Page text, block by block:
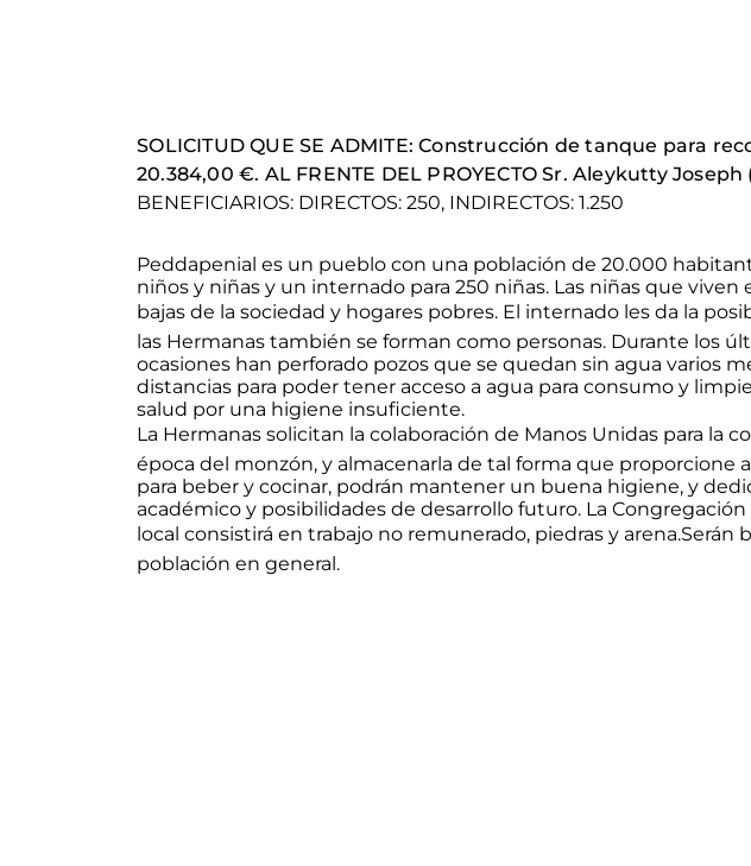
SOLICITUD QUE SE ADMITE: Construcción de tanque para
20.384,00 €. AL FRENTE DEL PROYECTO Sr. Aleykutty
BENEFICIARIOS: DIRECTOS: 250, INDIRECTOS: 1.250
Peddapenial es un pueblo con una población de 20.000
niños y niñas y un internado para 250 niñas. Las niñas que
bajas de la sociedad y hogares pobres. El internado les da la
las Hermanas también se forman como personas. Durante los
ocasiones han perforado pozos que se quedan sin agua varios
distancias para poder tener acceso a agua para consumo y
salud por una higiene insuficiente.
La Hermanas solicitan la colaboración de Manos Unidas para
época del monzón, y almacenarla de tal forma que proporcione
para beber y cocinar, podrán mantener un buena higiene, y
académico y posibilidades de desarrollo futuro. La
local consistirá en trabajo no remunerado, piedras y
población en general.